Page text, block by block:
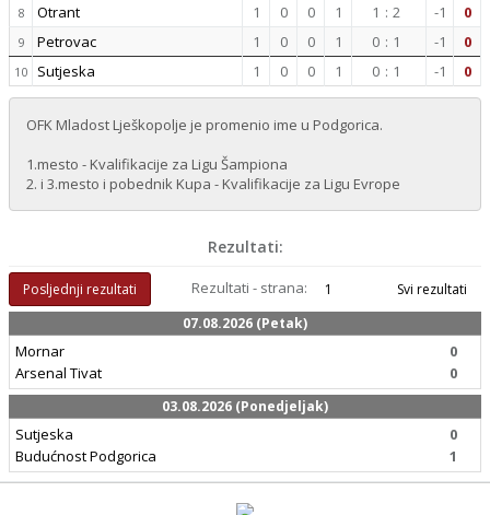
8 Otrant 1 0 0 1 1 : 2 -1 0
9 Petrovac 1 0 0 1 0 : 1 -1 0
10 Sutjeska 1 0 0 1 0 : 1 -1 0
OFK Mladost Lješkopolje je promenio ime u Podgorica.
1.mesto - Kvalifikacije za Ligu Šampiona
2. i 3.mesto i pobednik Kupa - Kvalifikacije za Ligu Evrope
Rezultati:
Posljednji rezultati Rezultati - strana: 1
Svi rezultati
07.08.2026 (Petak)
Mornar
Arsenal Tivat
0
0
03.08.2026 (Ponedjeljak)
Sutjeska
Budućnost Podgorica
0
1